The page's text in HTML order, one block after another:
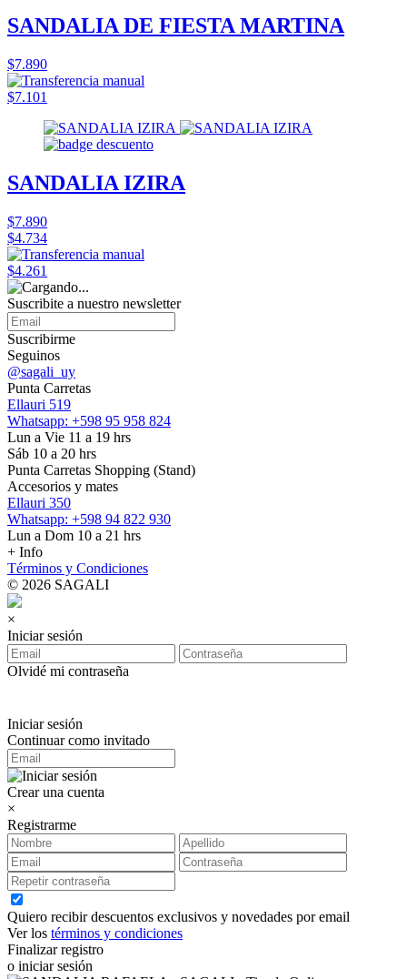
SANDALIA DE FIESTA MARTINA
$7.890
$7.101
SANDALIA IZIRA
$7.890
$4.734
$4.261
Suscribite a nuestro newsletter
Suscribirme
Seguinos
@sagali_uy
Punta Carretas
Ellauri 519
Whatsapp: +598 95 958 824
Lun a Vie 11 a 19 hrs
Sáb 10 a 20 hrs
Punta Carretas Shopping (Stand)
Accesorios y mates
Ellauri 350
Whatsapp: +598 94 822 930
Lun a Dom 10 a 21 hrs
+ Info
Términos y Condiciones
© 2026 SAGALI
×
Iniciar sesión
Olvidé mi contraseña
Iniciar sesión
Continuar como invitado
Crear una cuenta
×
Registrarme
Quiero recibir descuentos exclusivos y novedades por email
Ver los términos y condiciones
Finalizar registro
o iniciar sesión